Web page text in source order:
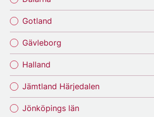
Gotland
Gävleborg
Halland
Jämtland Härjedalen
Jönköpings län